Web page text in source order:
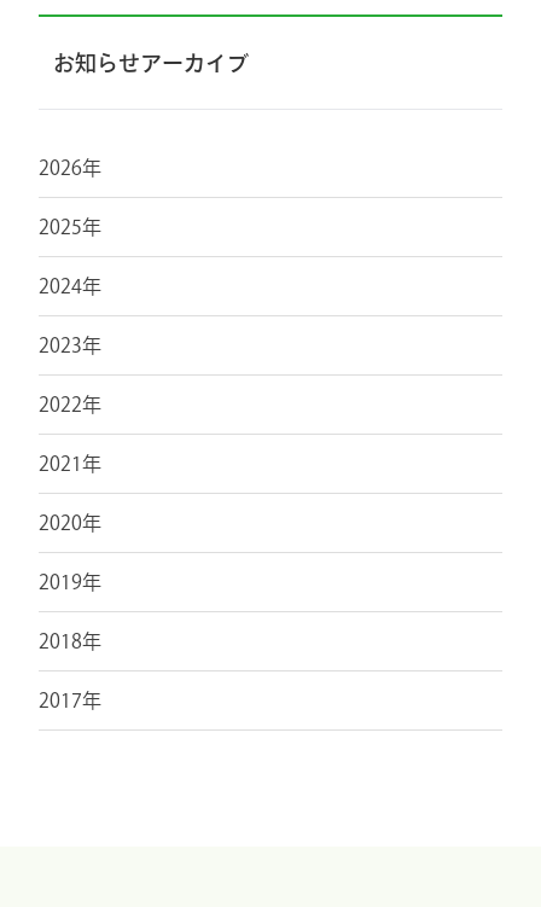
お知らせアーカイブ
2026年
2025年
2024年
2023年
2022年
2021年
2020年
2019年
2018年
2017年